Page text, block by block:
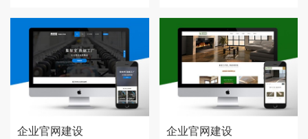
企业官网建设 企业官网建设